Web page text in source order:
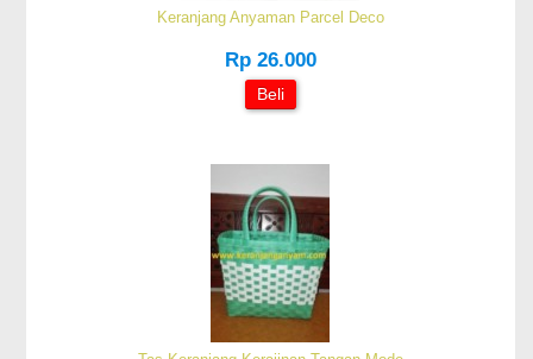
Keranjang Anyaman Parcel Deco
Rp 26.000
Beli